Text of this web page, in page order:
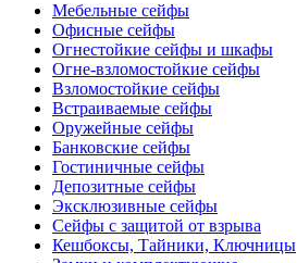
Мебельные сейфы
Офисные сейфы
Огнестойкие сейфы и шкафы
Огне-взломостойкие сейфы
Взломостойкие сейфы
Встраиваемые сейфы
Оружейные сейфы
Банковские сейфы
Гостиничные сейфы
Депозитные сейфы
Эксклюзивные сейфы
Сейфы с защитой от взрыва
Кешбоксы, Тайники, Ключницы